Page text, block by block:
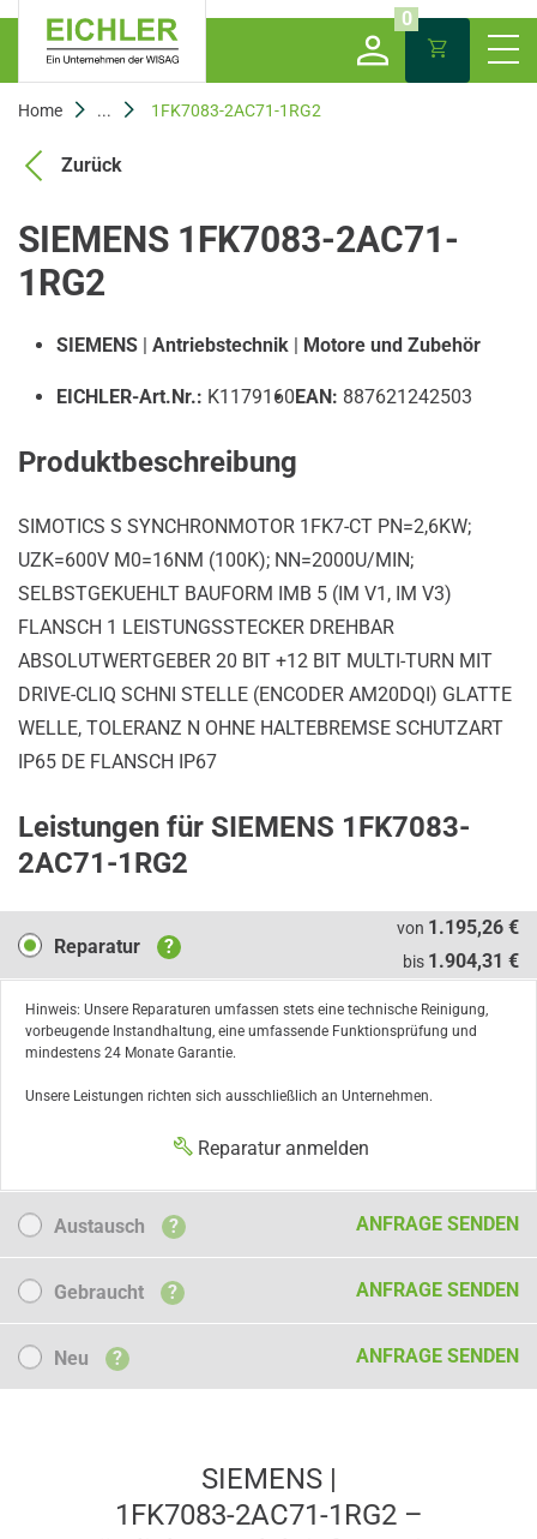
0
Home ... 1FK7083-2AC71-1RG2
Zurück
SIEMENS 1FK7083-2AC71-
1RG2
SIEMENS | Antriebstechnik | Motore und Zubehör
EICHLER-Art.Nr.: K1179160EAN: 887621242503
Produktbeschreibung
SIMOTICS S SYNCHRONMOTOR 1FK7-CT PN=2,6KW;
UZK=600V M0=16NM (100K); NN=2000U/MIN;
SELBSTGEKUEHLT BAUFORM IMB 5 (IM V1, IM V3)
FLANSCH 1 LEISTUNGSSTECKER DREHBAR
ABSOLUTWERTGEBER 20 BIT +12 BIT MULTI-TURN MIT
DRIVE-CLIQ SCHNI STELLE (ENCODER AM20DQI) GLATTE
WELLE, TOLERANZ N OHNE HALTEBREMSE SCHUTZART
IP65 DE FLANSCH IP67
Leistungen für SIEMENS 1FK7083-
2AC71-1RG2
Reparatur
Reparatur ?
von 1.195,26 €
bis 1.904,31 €
Hinweis: Unsere Reparaturen umfassen stets eine technische Reinigung,
vorbeugende Instandhaltung, eine umfassende Funktionsprüfung und
mindestens 24 Monate Garantie.
Unsere Leistungen richten sich ausschließlich an Unternehmen.
Reparatur anmelden
Austausch
Austausch ? ANFRAGE SENDEN
Gebraucht
Gebraucht ? ANFRAGE SENDEN
NeuNeu ? ANFRAGE SENDEN
SIEMENS |
1FK7083-2AC71-1RG2 –